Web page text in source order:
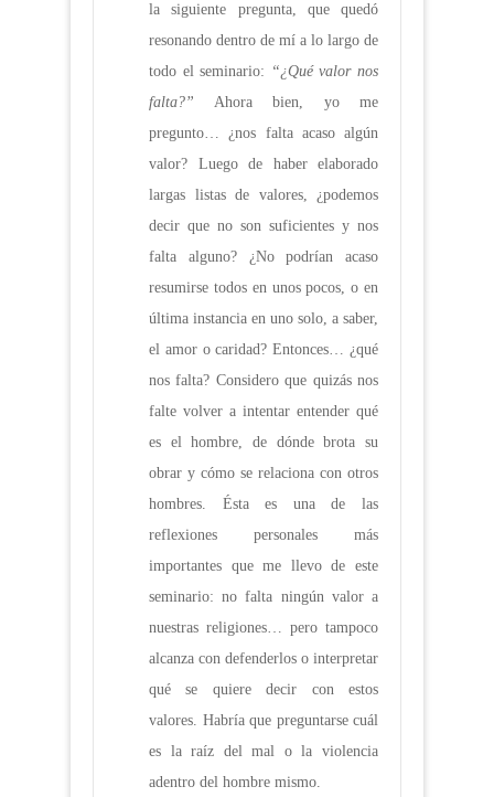
la siguiente pregunta, que quedó
resonando dentro de mí a lo largo de
todo el seminario: “¿Qué valor nos
falta?” Ahora bien, yo me
pregunto… ¿nos falta acaso algún
valor? Luego de haber elaborado
largas listas de valores, ¿podemos
decir que no son suficientes y nos
falta alguno? ¿No podrían acaso
resumirse todos en unos pocos, o en
última instancia en uno solo, a saber,
el amor o caridad? Entonces… ¿qué
nos falta? Considero que quizás nos
falte volver a intentar entender qué
es el hombre, de dónde brota su
obrar y cómo se relaciona con otros
hombres. Ésta es una de las
reflexiones personales más
importantes que me llevo de este
seminario: no falta ningún valor a
nuestras religiones… pero tampoco
alcanza con defenderlos o interpretar
qué se quiere decir con estos
valores. Habría que preguntarse cuál
es la raíz del mal o la violencia
adentro del hombre mismo.